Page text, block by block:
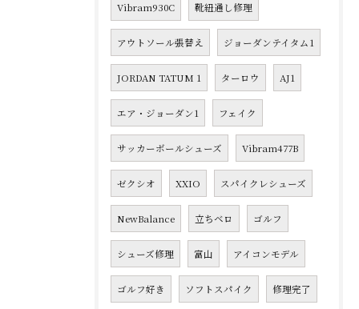
Vibram930C 靴紐通し修理
アウトソール張替え ジョーダンテイタム1
JORDAN TATUM 1 ターロウ AJ1
エア・ジョーダン1 フェイク
サッカーボールシューズ Vibram477B
ゼクシオ XXIO スパイクレシューズ
NewBalance 立ちベロ ゴルフ
シューズ修理 富山 アイコンモデル
ゴルフ好き ソフトスパイク 修理完了